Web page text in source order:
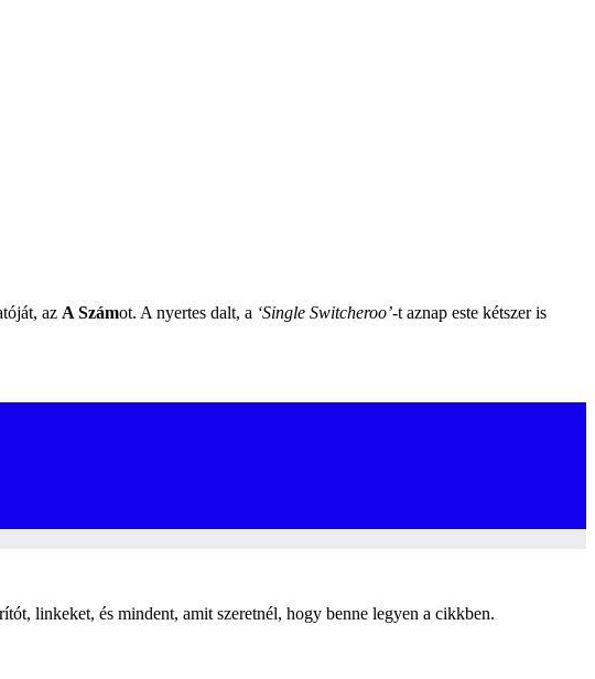
az A Számot. A nyertes dalt, a ‘Single Switcheroo’-t aznap este kétszer is
linkeket, és mindent, amit szeretnél, hogy benne legyen a cikkben.